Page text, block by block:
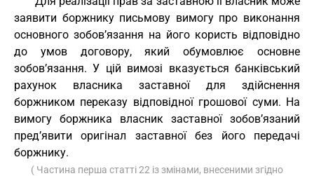
заявити боржнику письмову вимогу про виконання
основного зобов’язання на його користь відповідно
до умов договору, який обумовлює основне
зобов’язання. У цій вимозі вказується банківський
рахунок власника заставної для здійснення
боржником переказу відповідної грошової суми. На
вимогу боржника власник заставної зобов’язаний
пред’явити оригінал заставної без його передачі
боржнику.
( Частина перша статті 22 із змінами, внесеними згідно